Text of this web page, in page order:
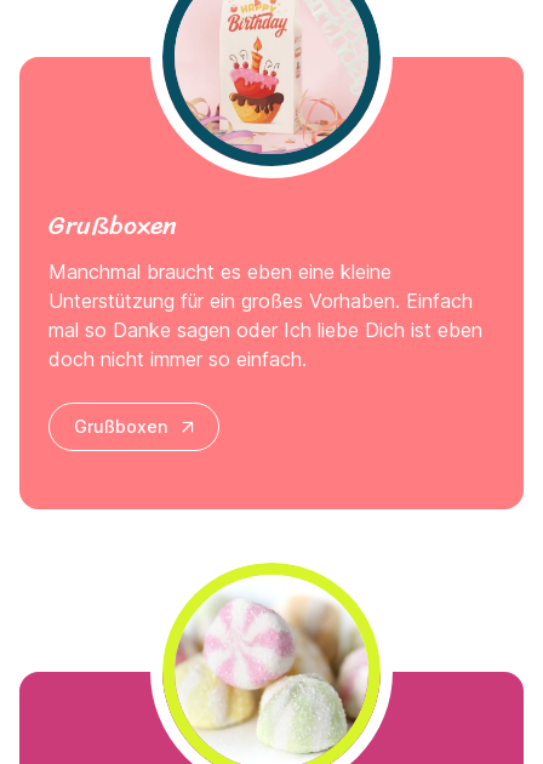
Grußboxen
Manchmal braucht es eben eine kleine
Unterstützung für ein großes Vorhaben. Einfach
mal so Danke sagen oder Ich liebe Dich ist eben
doch nicht immer so einfach.
Grußboxen